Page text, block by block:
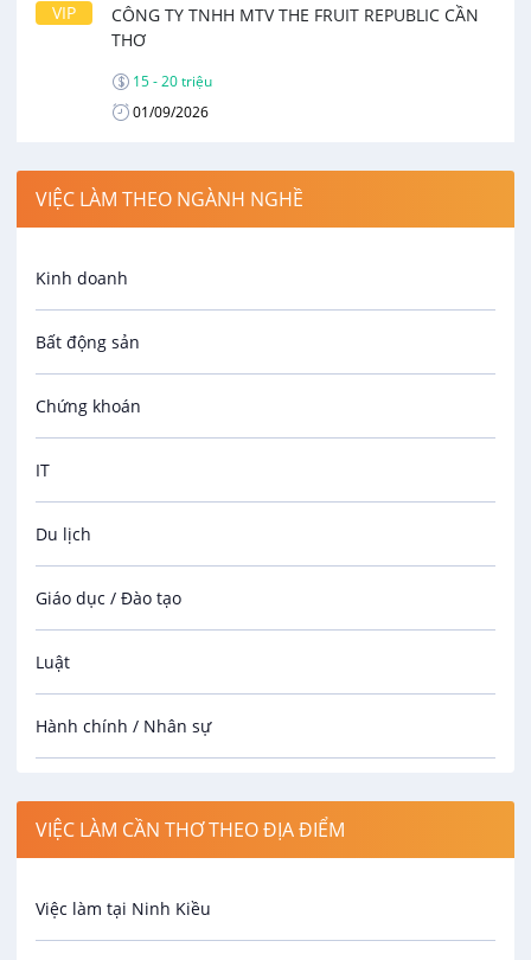
VIP
CÔNG TY TNHH MTV THE FRUIT REPUBLIC CẦN
THƠ
15 - 20 triệu
01/09/2026
VIỆC LÀM THEO NGÀNH NGHỀ
Kinh doanh
Bất động sản
Chứng khoán
IT
Du lịch
Giáo dục / Đào tạo
Luật
Hành chính / Nhân sự
Spa
Bảo Vệ
VIỆC LÀM CẦN THƠ THEO ĐỊA ĐIỂM
Việc làm tại Ninh Kiều